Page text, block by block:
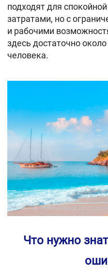
подходят для
затратами, но с
и рабочими
здесь достаточно
человека.
Что нужно